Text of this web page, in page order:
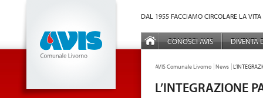
DAL 1955 FACCIAMO CIRCOLARE LA
MENÙ PRINCIPALE
CONOSCI AVIS DIVENTA
TU SEI QUI:
AVIS Comunale Livorno News
L’INTEGRAZIONE